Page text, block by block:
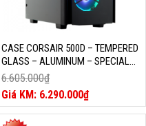
CASE CORSAIR 500D – TEMPERED
GLASS – ALUMINUM – SPECIAL
EDITION (CC-9011139-WW)
6.605.000₫
Giá
gốc
là:
6.290.000₫
Giá
hiện